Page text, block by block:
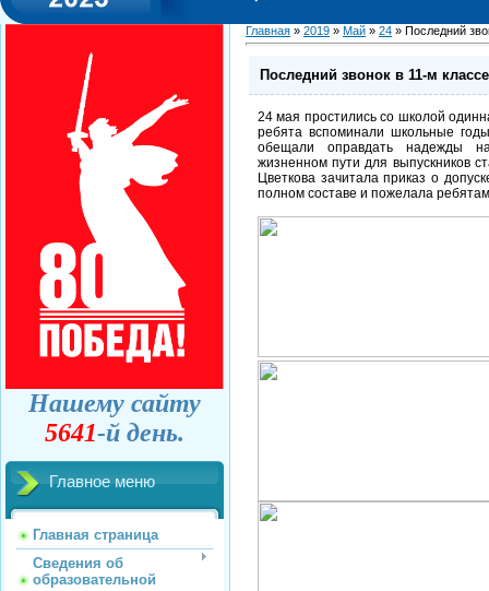
Нашему сайту
5641-й день.
Главное меню
Главная страница
Сведения об
образовательной
Главная » 2019 » Май » 24 » Последний
Последний звонок в 11-м классе
24 мая простились со школой
ребята вспоминали школьные
обещали оправдать надежды
жизненном пути для выпускников
Цветкова зачитала приказ о
полном составе и пожелала